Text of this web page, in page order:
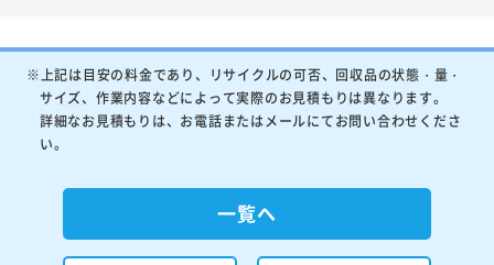
※上記は目安の料金であり、リサイクルの可否、回収品の状態・量・
サイズ、作業内容などによって実際のお見積もりは異なります。
詳細なお見積もりは、お電話またはメールにてお問い合わせくださ
い。
一覧へ